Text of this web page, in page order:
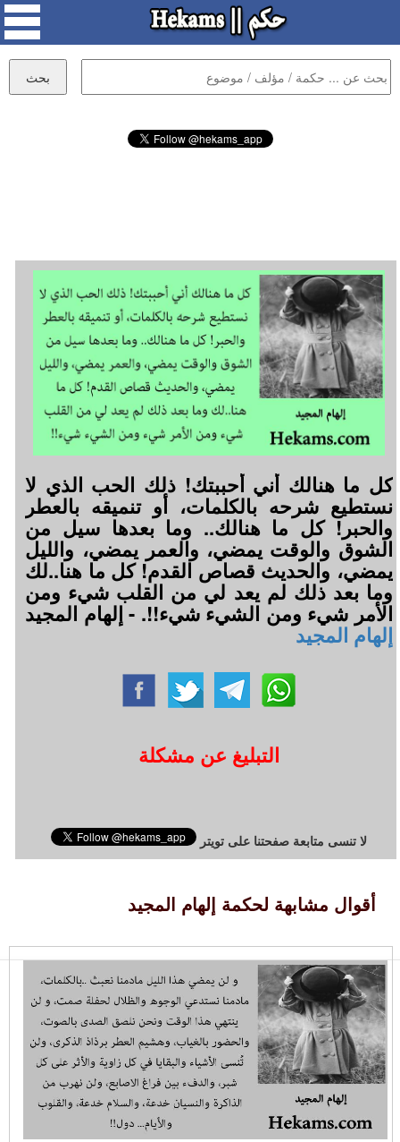
كل ما هنالك أني أحببتك! ذلك الحب الذي لا
نستطيع شرحه بالكلمات، أو تنميقه بالعطر
والحبر! كل ما هنالك.. وما بعدها سيل من
الشوق والوقت يمضي، والعمر يمضي، والليل
يمضي، والحديث قصاص القدم! كل ما هنا..لك
وما بعد ذلك لم يعد لي من القلب شيء ومن
الأمر شيء ومن الشيء شيء!!. - إلهام المجيد
إلهام المجيد
التبليغ عن مشكلة
لا تنسى متابعة صفحتنا على تويتر
أقوال مشابهة لحكمة إلهام المجيد